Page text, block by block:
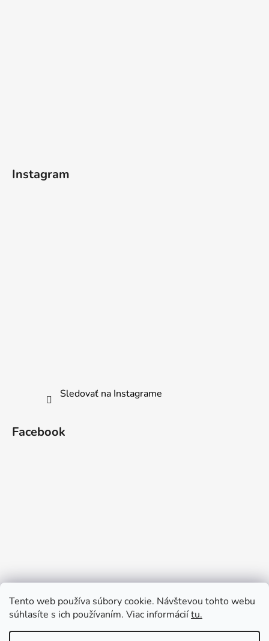
Tento web používa súbory cookie. Návštevou tohto webu
súhlasíte s ich používaním. Viac informáciítu.
Instagram
Sledovať na Instagrame
Facebook